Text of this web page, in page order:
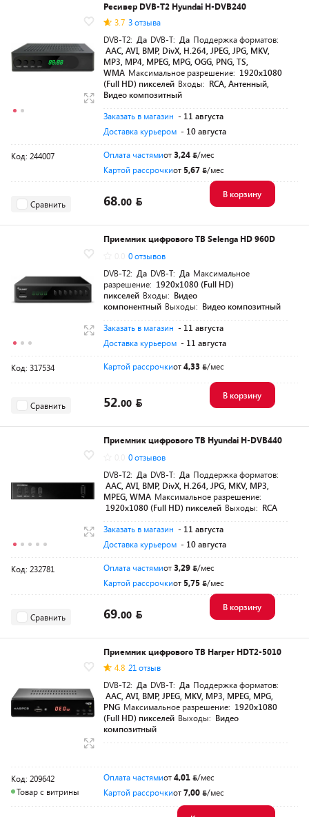
Ресивер DVB-T2 Hyundai H-DVB240
3.7 3 отзыва
DVB-T2: Да DVB-T: Да Поддержка форматов:
AAC, AVI, BMP, DivX, H.264, JPEG, JPG, MKV,
MP3, MP4, MPEG, MPG, OGG, PNG, TS,
WMA Максимальное разрешение: 1920х1080
(Full HD) пикселей Входы: RCA, Антенный,
Видео композитный
Заказать в магазин - 11 августа
Доставка курьером - 10 августа
Код: 244007 Оплата частямиот3,24
/мес
Картой рассрочкиот 5,67 /мес
Сравнить 68.00
В корзину
Приемник цифрового ТВ Selenga HD 960D
0 отзывов
DVB-T2: Да DVB-T: Да Максимальное
разрешение: 1920х1080 (Full HD)
пикселей Входы: Видео
компонентный Выходы: Видео композитный
Заказать в магазин - 11 августа
Доставка курьером - 11 августа
Код: 317534 Картой рассрочкиот4,33 /мес
Сравнить 52.00
В корзину
Приемник цифрового ТВ Hyundai H-DVB440
0 отзывов
DVB-T2: Да DVB-T: Да Поддержка форматов:
AAC, AVI, BMP, DivX, H.264, JPG, MKV, MP3,
MPEG, WMA Максимальное разрешение:
1920х1080 (Full HD) пикселей Выходы: RCA
Заказать в магазин - 11 августа
Доставка курьером - 10 августа
Код: 232781 Оплата частямиот3,29
/мес
Картой рассрочкиот 5,75 /мес
Сравнить 69.00
В корзину
Приемник цифрового ТВ Harper HDT2-5010
4.8 21 отзыв
DVB-T2: Да DVB-T: Да Поддержка форматов:
AAC, AVI, BMP, JPEG, MKV, MP3, MPEG, MPG,
PNG Максимальное разрешение: 1920х1080
(Full HD) пикселей Выходы: Видео
композитный
Код: 209642
Товар с витрины
Оплата частямиот4,01
/мес
Картой рассрочкиот7,00 /мес